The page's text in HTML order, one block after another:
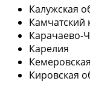
Калужская
Камчатский
Карачаево-
Карелия
Кировская